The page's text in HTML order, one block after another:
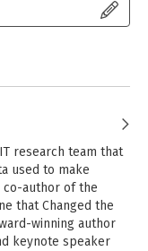
research team that
used to make
co-author of the
that Changed the
winning author
keynote speaker